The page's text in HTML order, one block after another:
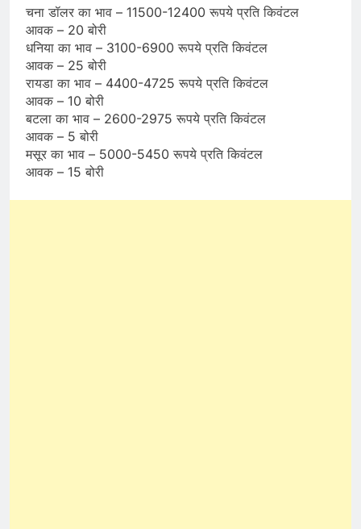
चना डॉलर का भाव – 11500-12400 रूपये प्रति किवंटल
आवक – 20 बोरी
धनिया का भाव – 3100-6900 रूपये प्रति किवंटल
आवक – 25 बोरी
रायडा का भाव – 4400-4725 रूपये प्रति किवंटल
आवक – 10 बोरी
बटला का भाव – 2600-2975 रूपये प्रति किवंटल
आवक – 5 बोरी
मसूर का भाव – 5000-5450 रूपये प्रति किवंटल
आवक – 15 बोरी